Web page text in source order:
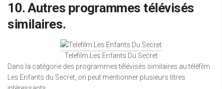
10. Autres programmes télévisés
similaires.
Telefilm Les Enfants Du Secret
Dans la catégorie des programmes télévisés similaires au téléfilm
Les Enfants du Secret, on peut mentionner plusieurs titres